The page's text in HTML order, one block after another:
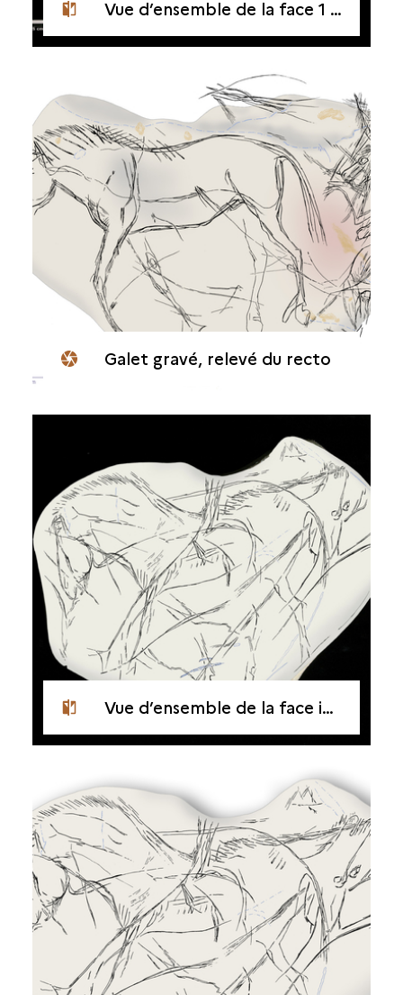
Vue d’ensemble de la face 1 ou recto du galet gravé d'Étiolles
Galet gravé, relevé du recto
Vue d’ensemble de la face inférieure ou verso du galet d'Étiolles